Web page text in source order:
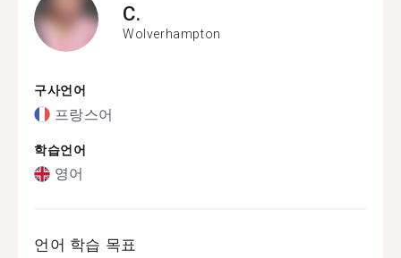
C.
Wolverhampton
구사언어
프랑스어
학습언어
영어
언어 학습 목표